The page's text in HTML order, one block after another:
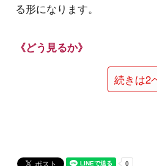
る形になります。
《どう見るか》
続きは2